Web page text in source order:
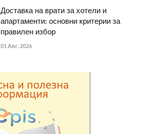
Доставка на врати за хотели и
апартаменти: основни критерии за
правилен избор
01 Авг. 2026